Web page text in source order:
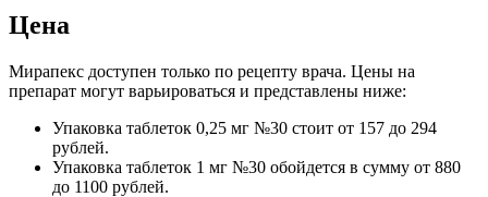
Цена
Мирапекс доступен только по рецепту врача. Цены на
препарат могут варьироваться и представлены ниже:
Упаковка таблеток 0,25 мг №30 стоит от 157 до 294
рублей.
Упаковка таблеток 1 мг №30 обойдется в сумму от 880
до 1100 рублей.